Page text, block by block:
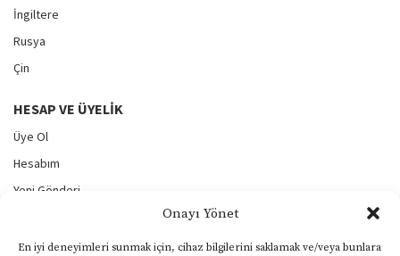
Onayı Yönet
En iyi deneyimleri sunmak için, cihaz bilgilerini saklamak ve/veya bunlara
İngiltere
Rusya
Çin
HESAP VE ÜYELIK
Üye Ol
Hesabım
Yeni Gönderi
Şifremi Unuttum